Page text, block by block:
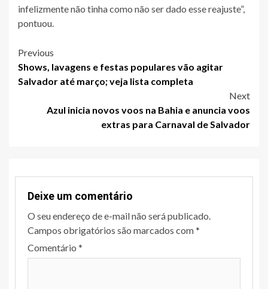
infelizmente não tinha como não ser dado esse reajuste”,
pontuou.
Post
navigation
Previous
Shows, lavagens e festas populares vão agitar
Salvador até março; veja lista completa
Next
Azul inicia novos voos na Bahia e anuncia voos
extras para Carnaval de Salvador
Deixe um comentário
O seu endereço de e-mail não será publicado.
Campos obrigatórios são marcados com*
Comentário *